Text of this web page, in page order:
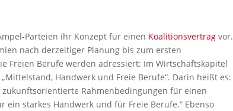
Parteien ihr Konzept für einen Koalitionsvertragvor.
nach derzeitiger Planung bis zum ersten
Freien Berufe werden adressiert: Im Wirtschaftskapitel
Handwerk und Freie Berufe“. Darin heißt es:
Rahmenbedingungen für einen
starkes Handwerk und für Freie Berufe.“ Ebenso